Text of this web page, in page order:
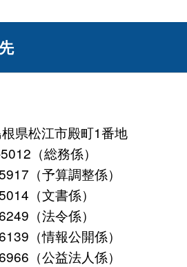
県松江市殿町1番地
（総務係）
（予算調整係）
（文書係）
（法令係）
（情報公開係）
（公益法人係）